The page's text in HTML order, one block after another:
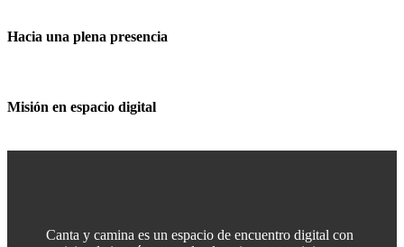
Hacia una plena presencia
Misión en espacio digital
Canta y camina es un espacio de encuentro digital con